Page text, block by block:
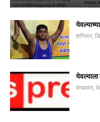
शनिवार,
येवल्याला
मंगळवार,